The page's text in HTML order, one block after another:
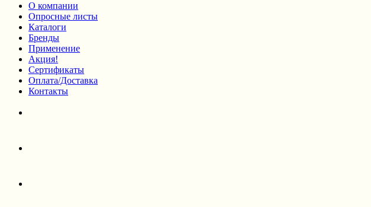
О компании
Опросные листы
Каталоги
Бренды
Применение
Акция!
Сертификаты
Оплата/Доставка
Контакты